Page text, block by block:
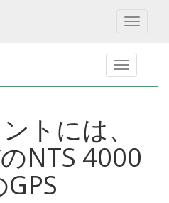
Toggle
トには、
NTS 4000